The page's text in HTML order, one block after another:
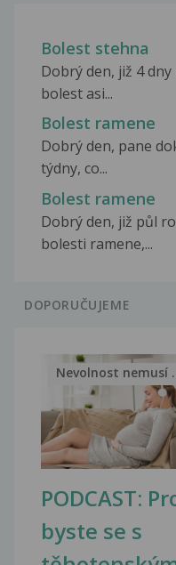
Bolest stehna
Dobrý den, již 4
bolest asi...
Bolest ramene
Dobrý den, pane
týdny, co...
Bolest ramene
Dobrý den, již půl
bolesti ramene,...
DOPORUČUJEME
PODCAST:
byste se s